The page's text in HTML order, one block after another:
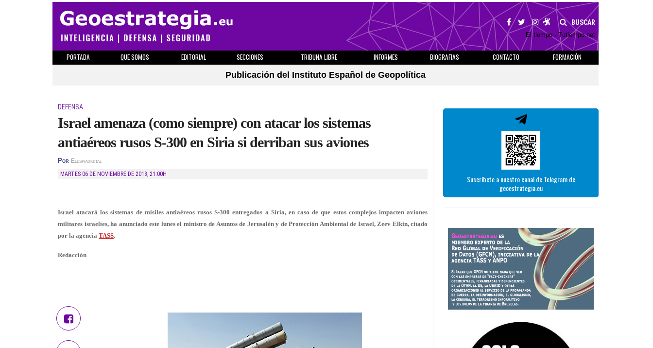
BUSCAR
El tiempo - Tutiempo.net
PORTADA QUE SOMOS EDITORIAL SECCIONES TRIBUNA LIBRE INFORMES BIOGRAFIAS CONTACTO
FORMACIÓN
Publicación del Instituto Español de Geopolítica
DEFENSA
Israel amenaza (como siempre) con atacar los sistemas
antiaéreos rusos S-300 en Siria si derriban sus aviones
Por Elespiadigital
MARTES 06 DE NOVIEMBRE DE 2018, 21:00H
Israel atacará los sistemas de misiles antiaéreos rusos S-300 entregados a Siria, en caso de que estos complejos impacten aviones
militares israelíes, ha anunciado este lunes el ministro de Asuntos de Jerusalén y de Protección Ambiental de Israel, Zeev Elkin, citado
por la agencia TASS.
Redacción
Suscríbete a nuestro canal de Telegram de
geoestrategia.eu